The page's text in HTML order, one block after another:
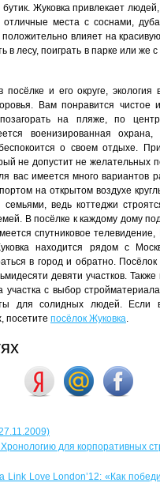
Жуковка привлекает
места с соснами,
влияет на
в лесу, поиграть в парке или же
посёлке и его округе,
Вам понравится
на пляже, по
военизированная охрана,
о своем отдыхе.
не допустит не желательных
вас имеется много вариантов
на открытом воздухе
ведь коттеджи
В посёлке к каждому дому
спутниковое
находится рядом с
в город и обратно.
девяти участков.
с выбор
для солидных людей. Если
посетите посёлок Жуковка.
для корпоративных
Link Love London’12: «Как